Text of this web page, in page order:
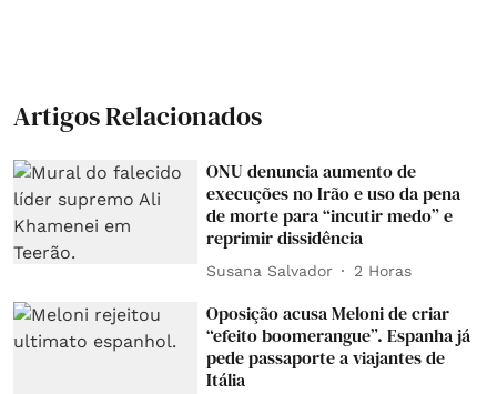
Artigos Relacionados
ONU denuncia aumento de
execuções no Irão e uso da pena
de morte para “incutir medo” e
reprimir dissidência
Susana Salvador 2 Horas
Oposição acusa Meloni de criar
“efeito boomerangue”. Espanha já
pede passaporte a viajantes de
Itália